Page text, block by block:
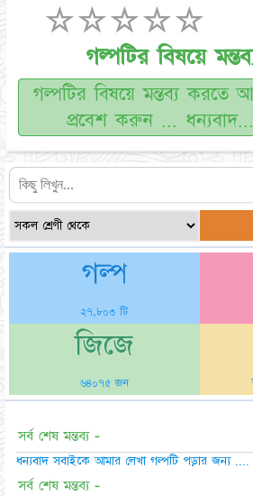
☆
☆
☆
☆
☆
গল্পটির বিষয়ে
গল্পটির বিষয়ে মন্তব্য করতে
প্রবেশ করুন ... ধন্যবাদ...
গল্প
২৭,৮০৩ টি
জিজে
৬৪০৭৫ জন
সর্ব শেষ মন্তব্য -
ধন্যবাদ সবাইকে আমার লেখা গল্পটি পড়ার জন্য ....
সর্ব শেষ মন্তব্য -